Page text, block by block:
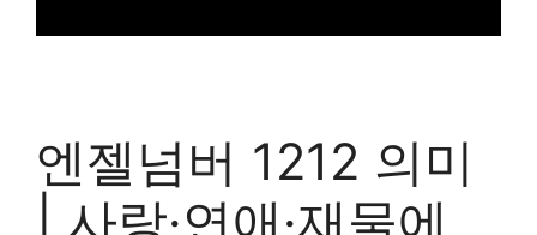
엔젤넘버 1212 의미
| 사랑·연애·재물에